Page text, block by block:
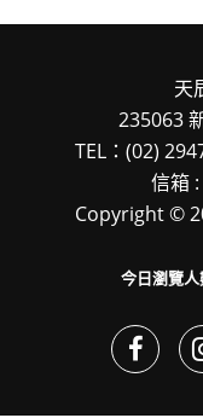
天
235063
TEL：(02)
信箱 :
Copyright ©
今日瀏覽人